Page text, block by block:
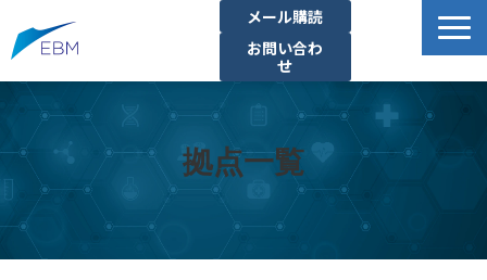
メール購読
お問い合わ
せ
事業内容
製品・サービス一覧
プロジェクト・実績
お知らせ
拠点一覧